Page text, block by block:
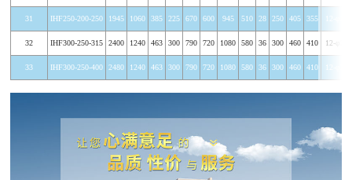
31 IHF250-200-250 1945 1060 385 225 670 600 945 510 28 250 405 355 12-φ26
32 IHF300-250-315 2400 1240 463 300 790 720 1080 580 36 300 460 410 12-φ22
33 IHF300-250-400 2480 1240 463 300 790 720 1080 580 36 300 460 410 12-φ22